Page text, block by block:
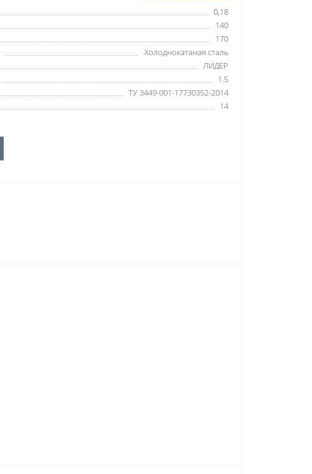
0,18
140
170
Холоднокатаная сталь
ЛИДЕР
1.5
ТУ 3449-001-17730352-2014
14